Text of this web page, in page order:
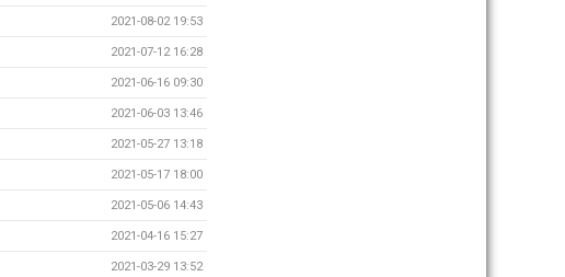
2021-08-02 19:53
2021-07-12 16:28
2021-06-16 09:30
2021-06-03 13:46
2021-05-27 13:18
2021-05-17 18:00
2021-05-06 14:43
2021-04-16 15:27
2021-03-29 13:52